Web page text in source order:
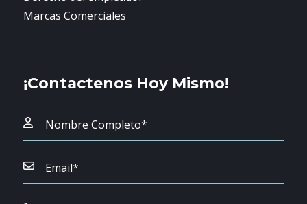
Marcas Comerciales
¡Contactenos Hoy Mismo!